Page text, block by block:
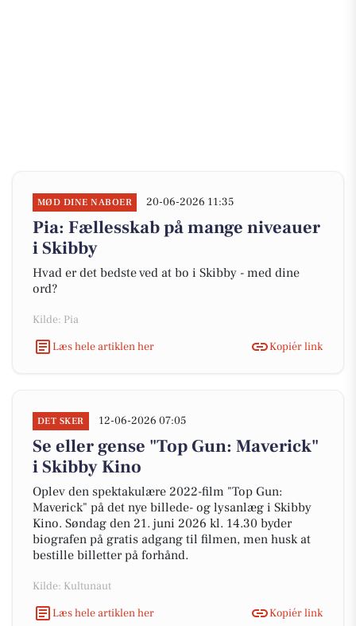
MØD DINE NABOER 20-06-2026 11:35
Pia: Fællesskab på mange niveauer
i Skibby
Hvad er det bedste ved at bo i Skibby - med dine
ord?
Kilde: Pia
Læs hele artiklen her
Kopiér link
DET SKER 12-06-2026 07:05
Se eller gense "Top Gun: Maverick"
i Skibby Kino
Oplev den spektakulære 2022-film "Top Gun:
Maverick" på det nye billede- og lysanlæg i Skibby
Kino. Søndag den 21. juni 2026 kl. 14.30 byder
biografen på gratis adgang til filmen, men husk at
bestille billetter på forhånd.
Kilde: Kultunaut
Læs hele artiklen her
Kopiér link